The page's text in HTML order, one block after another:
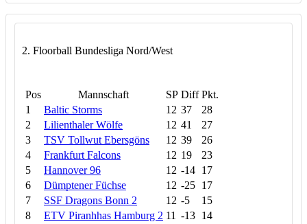
2. Floorball Bundesliga Nord/West
Pos Mannschaft SP Diff Pkt.
1
Baltic Storms 12 37
28
2
Lilienthaler Wölfe 12 41
27
3
TSV Tollwut Ebersgöns 12 39
26
4
Frankfurt Falcons 12 19
23
5
Hannover 96 12 -14 17
6
Dümptener Füchse 12 -25 17
7
SSF Dragons Bonn 2 12 -5
15
8
ETV Piranhhas Hamburg 2 11 -13 14